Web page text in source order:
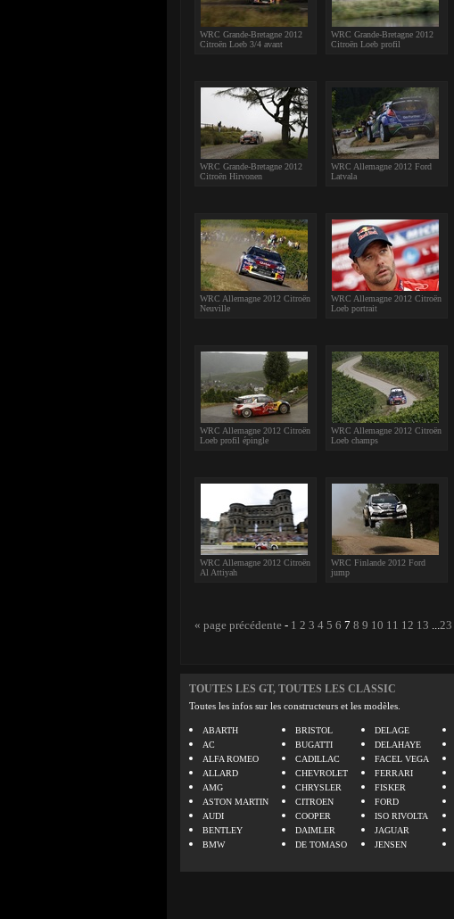
WRC Grande-Bretagne 2012
Citroën Loeb 3/4 avant
WRC Grande-Bretagne 2012
Citroën Loeb profil
WRC Grande-Bretagne 2012
Citroën Hirvonen
WRC Allemagne 2012 Ford
Latvala
WRC Allemagne 2012 Citroën
Neuville
WRC Allemagne 2012 Citroën
Loeb portrait
WRC Allemagne 2012 Citroën
Loeb profil épingle
WRC Allemagne 2012 Citroën
Loeb champs
WRC Allemagne 2012 Citroën
Al Attiyah
WRC Finlande 2012 Ford
jump
« page précédente - 1 2 3 4 5 6 7 8 9 10 11 12 13 ...23
TOUTES LES GT, TOUTES LES CLASSIC
Toutes les infos sur les constructeurs et les modèles.
ABARTH
AC
ALFA ROMEO
ALLARD
AMG
ASTON MARTIN
AUDI
BENTLEY
BMW
BRISTOL
BUGATTI
CADILLAC
CHEVROLET
CHRYSLER
CITROEN
COOPER
DAIMLER
DE TOMASO
DELAGE
DELAHAYE
FACEL VEGA
FERRARI
FISKER
FORD
ISO RIVOLTA
JAGUAR
JENSEN